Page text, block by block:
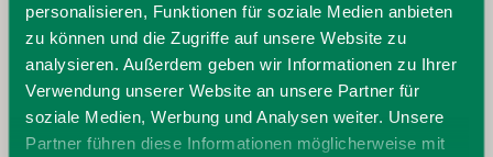
personalisieren, Funktionen für soziale Medien anbieten
zu können und die Zugriffe auf unsere Website zu
analysieren. Außerdem geben wir Informationen zu Ihrer
Verwendung unserer Website an unsere Partner für
soziale Medien, Werbung und Analysen weiter. Unsere
Partner führen diese Informationen möglicherweise mit